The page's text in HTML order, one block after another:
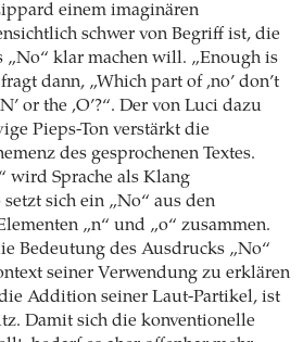
einem imaginären
schwer von Begriff ist, die
„No“ klar machen will. „Enough is
dann, „Which part of ‚no’ don’t
or the ‚O’?“. Der von Luci dazu
Pieps-Ton verstärkt die
des gesprochenen Textes.
wird Sprache als Klang
sich ein „No“ aus den
„n“ und „o“ zusammen.
Bedeutung des Ausdrucks „No“
seiner Verwendung zu erklären
Addition seiner Laut-Partikel, ist
Damit sich die konventionelle